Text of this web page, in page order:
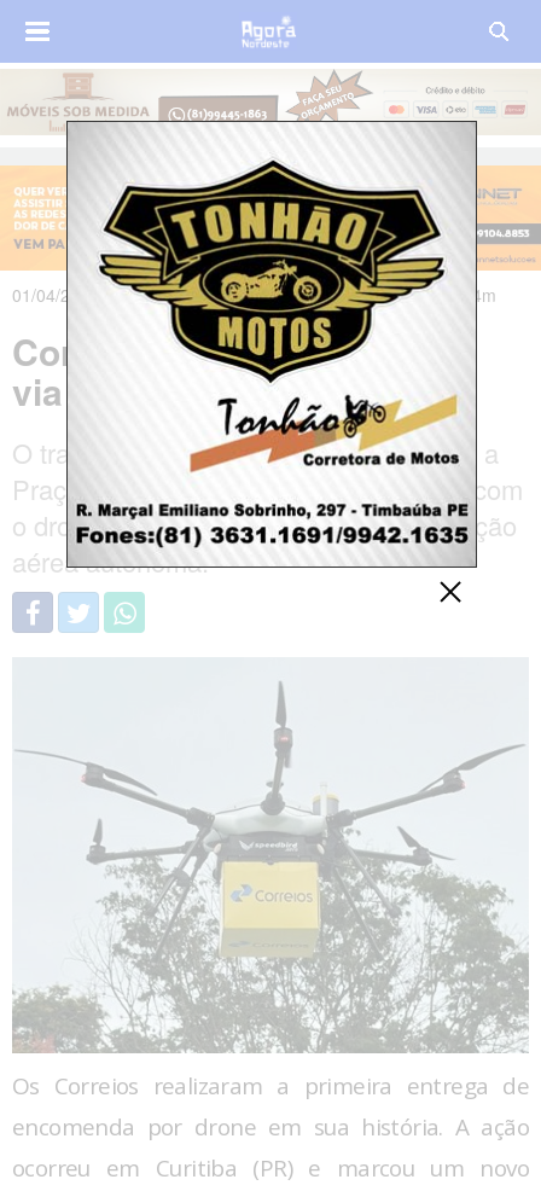
01/04/2025 às 12h39m - Atualizado em 01/04/2025 às 19h24m
Correios realiza 1º entrega
via drone no Brasil
O trajeto teve 1,8 km de extensão, entre a
Praça Afonso Botelho e a Ligga Arena, com
o drone utilizando tecnologia de navegação
aérea autônoma.
Os Correios realizaram a primeira entrega de
encomenda por drone em sua história. A ação
ocorreu em Curitiba (PR) e marcou um novo